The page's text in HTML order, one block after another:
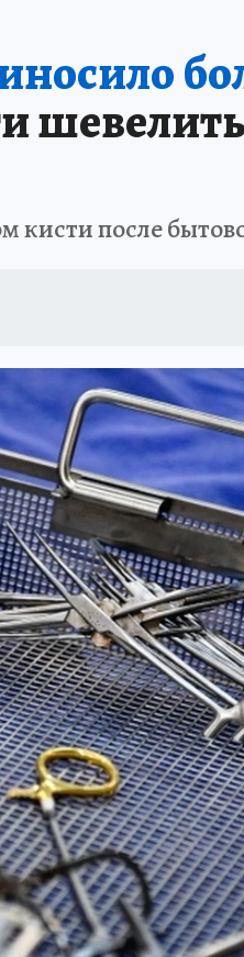
АФИША МОЙ ЛЮБИМЫЙ
кисти после